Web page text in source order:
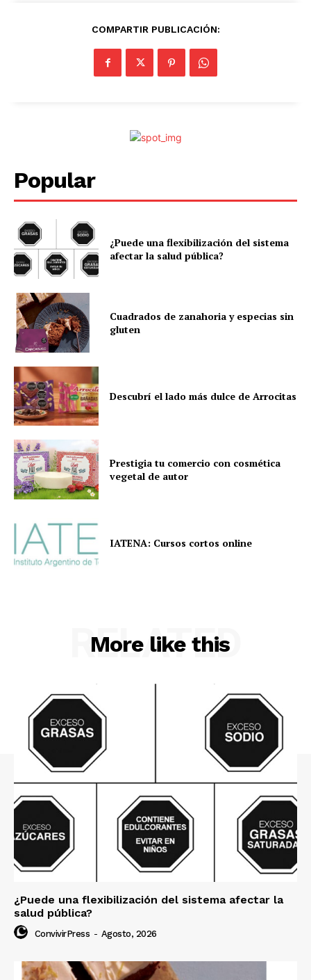
COMPARTIR PUBLICACIÓN:
Popular
¿Puede una flexibilización del sistema
afectar la salud pública?
Cuadrados de zanahoria y especias sin
gluten
Descubrí el lado más dulce de Arrocitas
Prestigia tu comercio con cosmética
vegetal de autor
IATENA: Cursos cortos online
More like this
RELATED
¿Puede una flexibilización del sistema afectar la
salud pública?
ConvivirPress - Agosto, 2026